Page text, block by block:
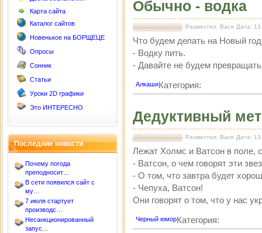
Карта сайта
Каталог сайтов
Новенькое на БОРЩЕЦЕ
Опросы
Сонник
Статьи
Уроки 2D графики
Это ИНТЕРЕСНО
Последние новости
Почему погода
преподносит…
В сети появился сайт с
му…
7 июля стартует
производс…
Несанкционированный
запус…
Обычно - водка
Разместил: Вася Дата:
Что будем делать на Новый
- Водку пить.
- Давайте не будем
Категория:
Алкаши
Дедуктивный
Разместил: Вася Дата:
Лежат Холмс и Ватсон в поле,
- Ватсон, о чем говорят эти
- О том, что завтра будет
- Чепуха, Ватсон!
Они говорят о том, что у нас
Категория:
Черный юмор